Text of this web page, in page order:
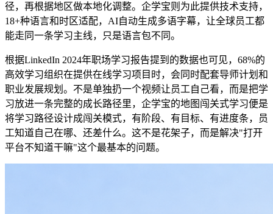
径，再根据地区做本地化调整。企学宝则为此提供技术支持，
18+种语言和时区适配， AI自动生成多语字幕，让全球员工都
能走同一条学习主线，只是语言包不同。
根据LinkedIn 2024年职场学习报告提到 的数据也可见， 68%的
高效学习组织在提供在线学习项目时， 会同时配套导师计划和
职业发展规划。不是单独扔一个视频让员工自己看，而是把学
习放进一条完整的成长路径里， 企学宝的地图闯关式学习便是
将学习路径设计成闯关模式，有阶段、有目标、有进度条，员
工知道自己在哪、还差什么。这不是花架子，而是解决"打开
平台不知道干嘛"这个最基本的问题。